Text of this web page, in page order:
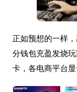
正如预想的一样
分钱包充盈发烧
卡，各电商平台